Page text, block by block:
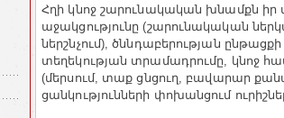
Հղի կնոջ շարունակական խնամքն իր
աջակցությունը (շարունակական
ներշնչում),ծննդաբերության ընթացքի
տեղեկության տրամադրումը, կնոջ
(մերսում, տաք ցնցուղ, բավարար
ցանկությունների փոխանցում